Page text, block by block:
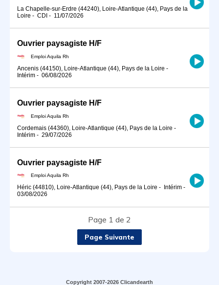
La Chapelle-sur-Erdre (44240), Loire-Atlantique (44), Pays de la
Loire - CDI - 11/07/2026
Ouvrier paysagiste H/F
Emploi Aquila Rh
Ancenis (44150), Loire-Atlantique (44), Pays de la Loire -
Intérim - 06/08/2026
Ouvrier paysagiste H/F
Emploi Aquila Rh
Cordemais (44360), Loire-Atlantique (44), Pays de la Loire -
Intérim - 29/07/2026
Ouvrier paysagiste H/F
Emploi Aquila Rh
Héric (44810), Loire-Atlantique (44), Pays de la Loire - Intérim -
03/08/2026
Page 1 de 2
Page Suivante
Copyright 2007-2026 Clicandearth